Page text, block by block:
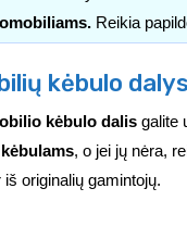
Reikia
kėbulo dalys
kėbulo dalis galite
, o jei jų nėra,
originalių gamintojų.